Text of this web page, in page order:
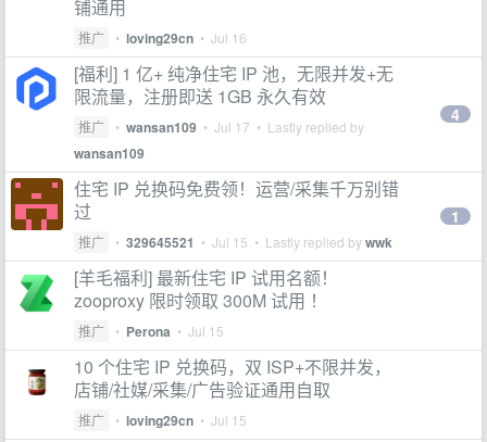
铺通用
推广 • loving29cn • Jul 16
[福利] 1 亿+ 纯净住宅 IP 池，无限并发+无
限流量，注册即送 1GB 永久有效
推广 • wansan109 • Jul 17 • Lastly replied by
wansan109
4
住宅 IP 兑换码免费领！运营/采集千万别错
过
推广 • 329645521 • Jul 15 • Lastly replied bywwk
1
[羊毛福利] 最新住宅 IP 试用名额！
zooproxy 限时领取 300M 试用 ！
推广 • Perona • Jul 15
10 个住宅 IP 兑换码，双 ISP+不限并发，
店铺/社媒/采集/广告验证通用自取
推广 • loving29cn • Jul 15